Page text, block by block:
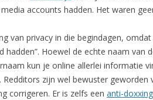
accounts hadden. Het waren
van privacy in die begindagen,
Hoewel de echte naam van
kun je online allerlei informatie
zijn wel bewuster
corrigeren. Er is zelfs een anti-